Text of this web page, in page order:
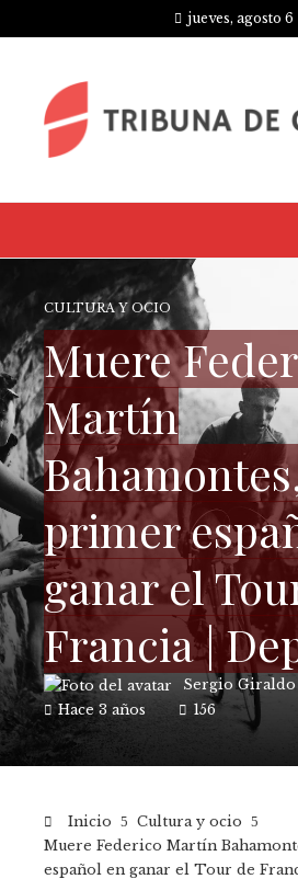
jueves, agosto 6
CULTURA Y OCIO
Muere
Martín
primer
ganar el
Francia |
Sergio Giraldo
Hace 3 años
156
Inicio
Cultura y ocio
Muere Federico Martín
español en ganar el Tour de